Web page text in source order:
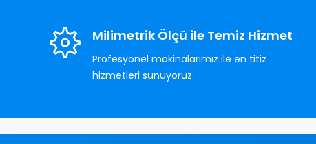
Milimetrik Ölçü ile Temiz Hizmet
Profesyonel makinalarımız ile en titiz
hizmetleri sunuyoruz.